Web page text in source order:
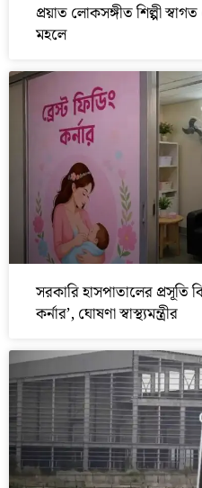
প্রয়াত লোকসঙ্গীত শিল্পী
মহলে
সরকারি হাসপাতালের প্রসূতি
কর্নার’, ঘোষণা স্বাস্থ্যমন্ত্রীর